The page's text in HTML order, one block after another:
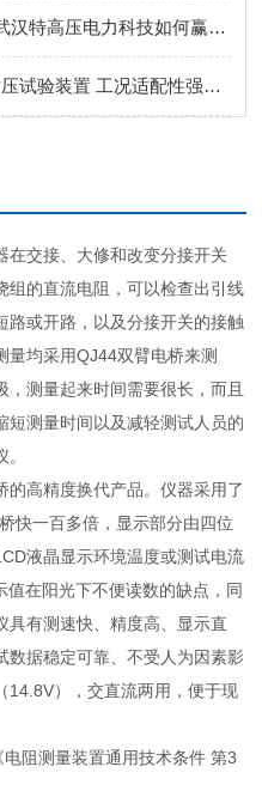
SF6气体检漏仪设备排名：武汉特高压电力科技如何赢得用户信赖
工业电力检测设备 交直流耐压试验装置 工况适配性强更耐用
在交接、大修和改变分接开关
组的直流电阻，可以检查出引线
路或开路，以及分接开关的接触
量均采用QJ44双臂电桥来测
测量起来时间需要很长，而且
短测量时间以及减轻测试人员的
的高精度换代产品。仪器采用了
快一百多倍，显示部分由四位
液晶显示环境温度或测试电流
在阳光下不便读数的缺点，同
具有测速快、精度高、显示直
数据稳定可靠、不受人为因素影
14.8V），交直流两用，便于现
阻测量装置通用技术条件 第3